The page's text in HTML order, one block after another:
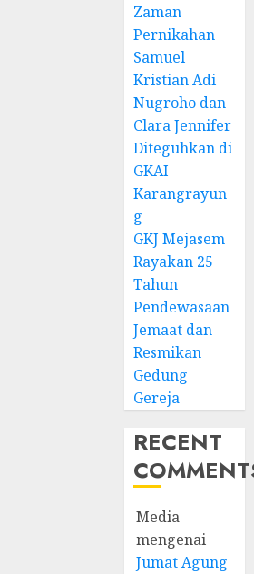
Zaman
Pernikahan
Samuel
Kristian Adi
Nugroho dan
Clara Jennifer
Diteguhkan di
GKAI
Karangrayun
g
GKJ Mejasem
Rayakan 25
Tahun
Pendewasaan
Jemaat dan
Resmikan
Gedung
Gereja
RECENT
Media
mengenai
Jumat Agung